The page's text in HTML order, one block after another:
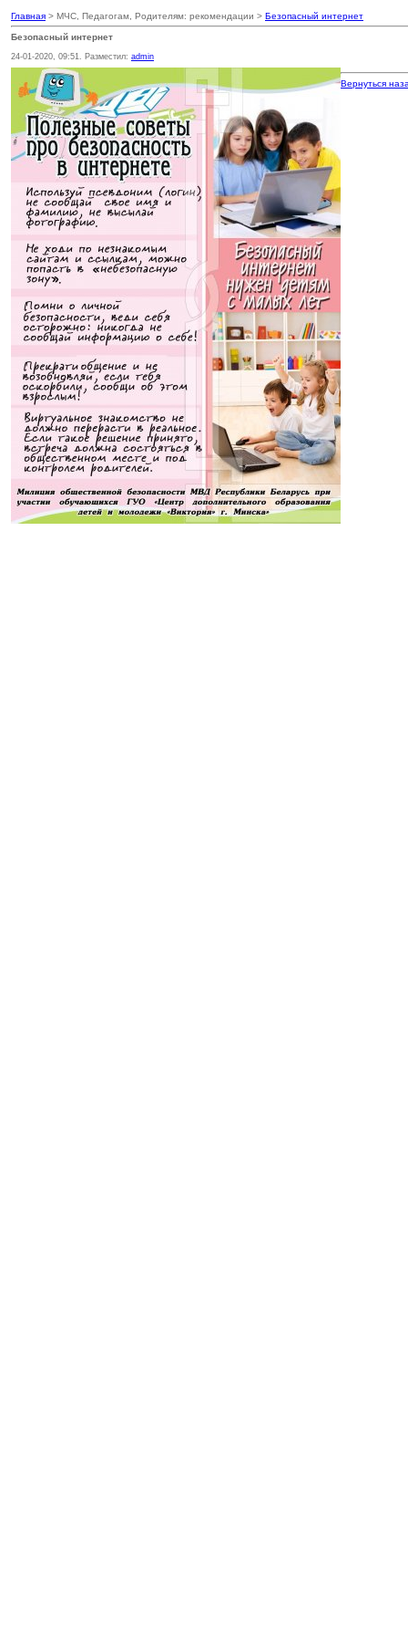
Главная > МЧС, Педагогам, Родителям: рекомендации > Безопасный интернет
Безопасный интернет
24-01-2020, 09:51. Разместил: admin
Вернуться